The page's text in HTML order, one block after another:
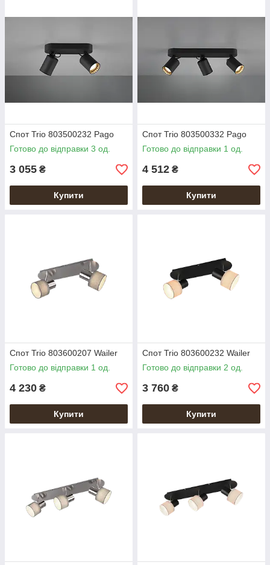
Спот Trio 803500232 Pago
Готово до відправки 3 од.
3 055 ₴
Купити
Спот Trio 803500332 Pago
Готово до відправки 1 од.
4 512 ₴
Купити
Спот Trio 803600207 Wailer
Готово до відправки 1 од.
4 230 ₴
Купити
Спот Trio 803600232 Wailer
Готово до відправки 2 од.
3 760 ₴
Купити